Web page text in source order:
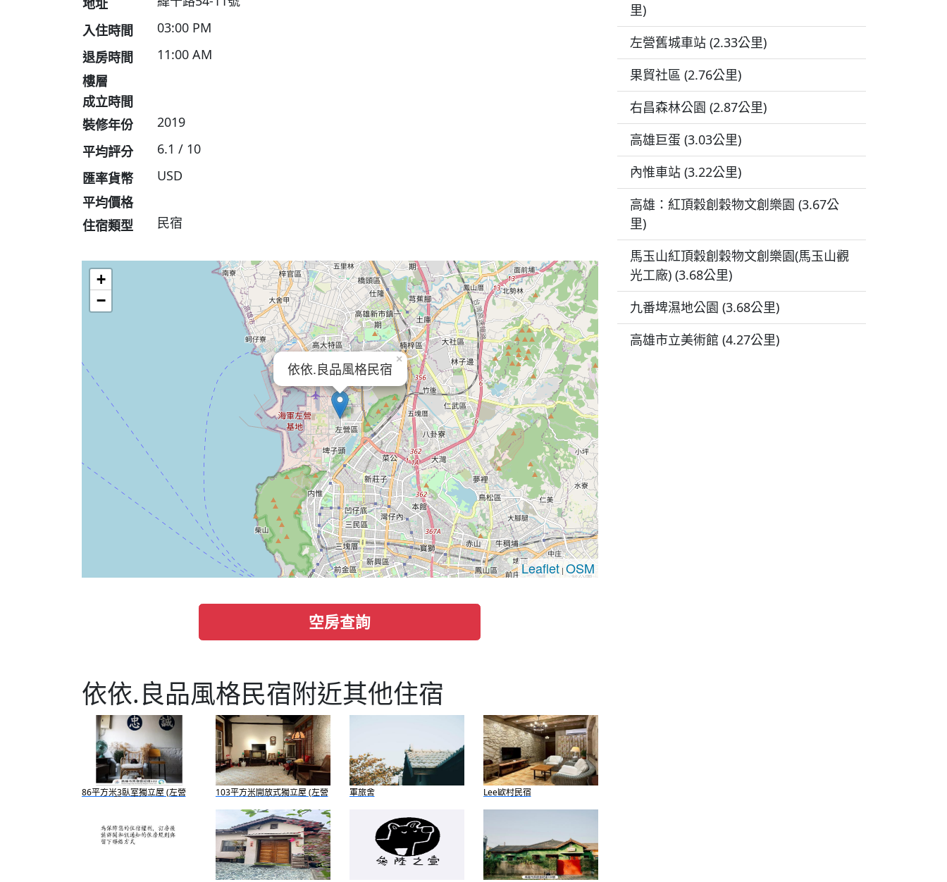
入住時間
03:00 PM
退房時間
11:00 AM
樓層
成立時間
裝修年份
2019
平均評分
6.1 / 10
匯率貨幣
USD
平均價格
住宿類型
民宿
依依.良品風格民宿
×
+
−
Leaflet| OSM
空房查詢
依依.良品風格民宿附近其他住宿
86平方米3臥室獨立屋 (左營
區) - 有3間私人浴室
103平方米開放式獨立屋 (左營
區) - 有1間私人浴室
軍旅舍 Lee歐村民宿
里)
左營舊城車站 (2.33公里)
果貿社區 (2.76公里)
右昌森林公園 (2.87公里)
高雄巨蛋 (3.03公里)
內惟車站 (3.22公里)
高雄：紅頂穀創穀物文創樂園 (3.67公
里)
馬玉山紅頂穀創穀物文創樂園(馬玉山觀
光工廠) (3.68公里)
九番埤濕地公園 (3.68公里)
高雄市立美術館 (4.27公里)